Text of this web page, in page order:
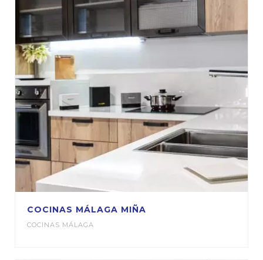
COCINAS MÁLAGA MIÑA
COCINAS MÁLAGA